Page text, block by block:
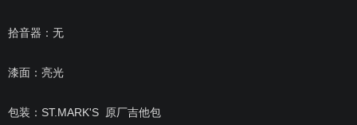
拾音器：无
漆面：亮光
包装：ST.MARK'S 原厂吉他包